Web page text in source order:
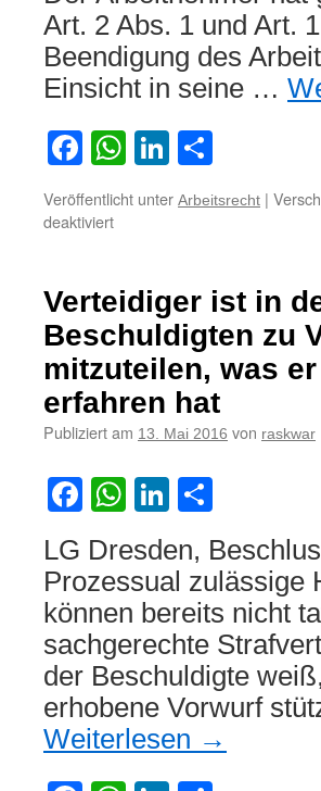
Art. 2 Abs. 1 und Art.
Beendigung des
Einsicht in seine …
Facebook
WhatsApp
LinkedIn
Veröffentlicht unter Arbeitsrecht |
deaktiviertfür
eines
ehemaligen
Arbeitnehmers
auf
Einsicht
in
seine
Personalakte
Verteidiger ist in
Beschuldigten zu
mitzuteilen, was
erfahren hat
Publiziert am 13. Mai 2016 von raskwar
Facebook
WhatsApp
LinkedIn
LG Dresden,
Prozessual zulässige
können bereits nicht
sachgerechte
der Beschuldigte
erhobene Vorwurf
Weiterlesen →